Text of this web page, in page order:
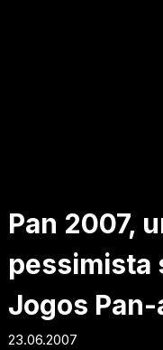
Pan 2007,
pessimista
Jogos
23.06.2007